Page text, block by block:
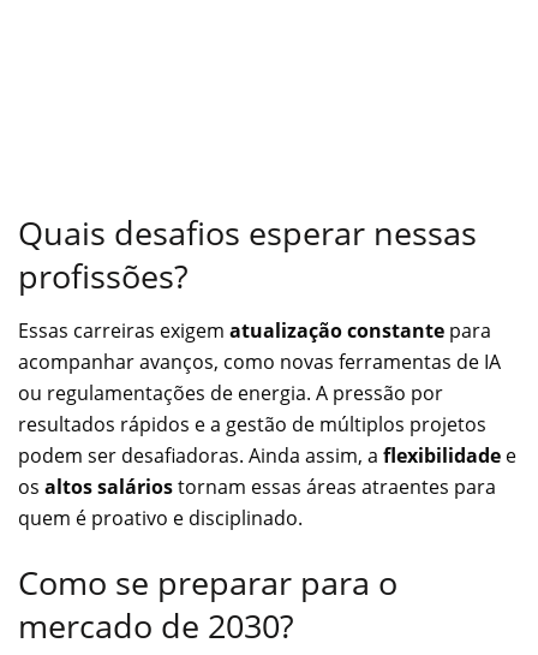
Quais desafios esperar nessas
profissões?
Essas carreiras exigem atualização constante para
acompanhar avanços, como novas ferramentas de IA
ou regulamentações de energia. A pressão por
resultados rápidos e a gestão de múltiplos projetos
podem ser desafiadoras. Ainda assim, a flexibilidade e
os altos saláriostornam essas áreas atraentes para
quem é proativo e disciplinado.
Como se preparar para o
mercado de 2030?